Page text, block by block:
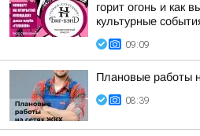
горит огонь и как
культурные
09:09
Плановые работы
08:39